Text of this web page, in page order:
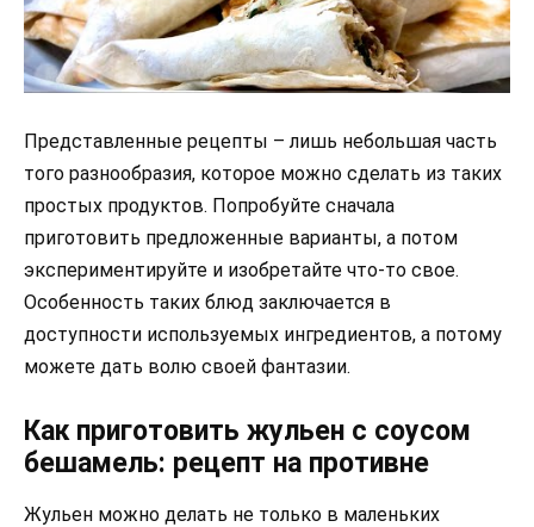
Представленные рецепты – лишь небольшая часть
того разнообразия, которое можно сделать из таких
простых продуктов. Попробуйте сначала
приготовить предложенные варианты, а потом
экспериментируйте и изобретайте что-то свое.
Особенность таких блюд заключается в
доступности используемых ингредиентов, а потому
можете дать волю своей фантазии.
Как приготовить жульен с соусом
бешамель: рецепт на противне
Жульен можно делать не только в маленьких